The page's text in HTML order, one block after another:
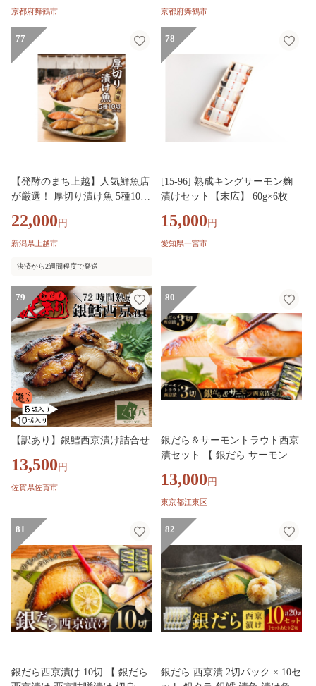
舞鶴 京都 】
京都府舞鶴市
舞鶴 京都 】
京都府舞鶴市
77
【発酵のまち上越】人気鮮魚店
が厳選！ 厚切り漬け魚 5種10切
西京漬/粕漬/塩麹 熨斗対応可 あ
るるんの海
22,000 円
新潟県上越市
決済から2週間程度で発送
78
[15-96] 熟成キングサーモン麴
漬けセット【末広】 60g×6枚
15,000 円
愛知県一宮市
79
【訳あり】銀鱈西京漬け詰合せ
13,500 円
佐賀県佐賀市
80
銀だら＆サーモントラウト西京
漬セット 【 銀だら サーモン ト
切身 豊洲市場 おかず 】
13,000 円
東京都江東区
81
銀だら西京漬け 10切 【 銀だら
82
銀だら 西京漬 2切パック × 10セ